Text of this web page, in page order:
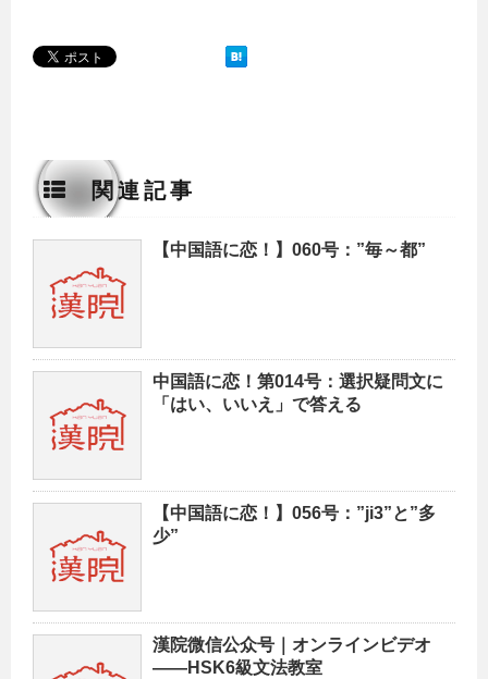
関連記事
【中国語に恋！】060号：”毎～都”
中国語に恋！第014号：選択疑問文に
「はい、いいえ」で答える
【中国語に恋！】056号：”ji3”と”多
少”
漢院微信公众号｜オンラインビデオ
——HSK6級文法教室